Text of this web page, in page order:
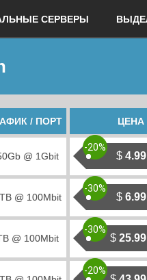
СЕРВЕРЫ
/ ПОРТ ЦЕНА
@ 1Gbit $ 4.99
-20%
@ 100Mbit $ 6.99
-30%
@ 100Mbit $ 25.99
-30%
-20%